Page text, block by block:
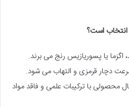
انتخاب است؟
یا پسوریازیس رنج می برند.
دچار قرمزی و التهاب می شود.
محصولی با ترکیبات علمی و فاقد مواد